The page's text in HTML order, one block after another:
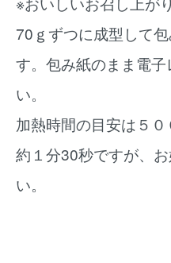
70ｇずつに成型して
す。包み紙のまま電
い。
加熱時間の目安は５
約１分30秒ですが、
い。